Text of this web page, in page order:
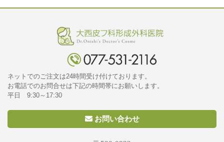
ネットでのご注文は24時間受け付けております。
お電話でのお問合せは下記の時間帯にお願いします。
平日 9:30～17:30
お問い合わせ